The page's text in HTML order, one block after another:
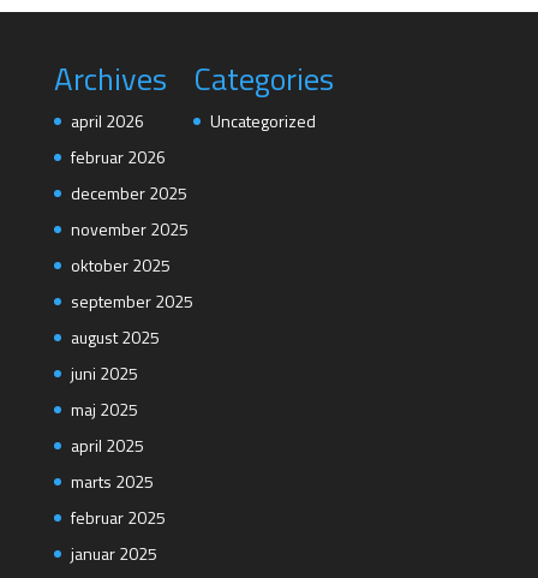
Archives
april 2026
februar 2026
december 2025
november 2025
oktober 2025
september 2025
august 2025
juni 2025
maj 2025
april 2025
marts 2025
februar 2025
januar 2025
Categories
Uncategorized